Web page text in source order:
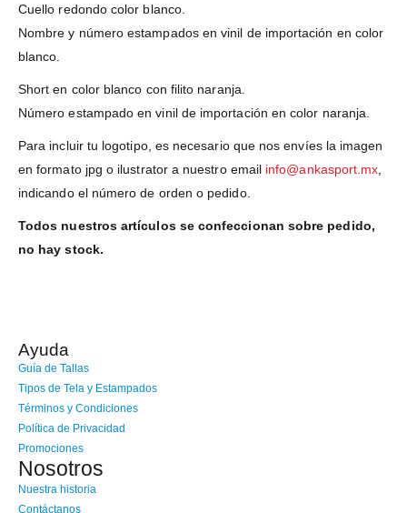
Cuello redondo color blanco.
Nombre y número estampados en vinil de importación en color
blanco.
Short en color blanco con filito naranja.
Número estampado en vinil de importación en color naranja.
Para incluir tu logotipo, es necesario que nos envíes la imagen
en formato jpg o ilustrator a nuestro email info@ankasport.mx
indicando el número de orden o pedido.
Todos nuestros artículos se confeccionan sobre pedido,
no hay stock.
Ayuda
Guía de Tallas
Tipos de Tela y Estampados
Términos y Condiciones
Política de Privacidad
Promociones
Nosotros
Nuestra historia
Contáctanos